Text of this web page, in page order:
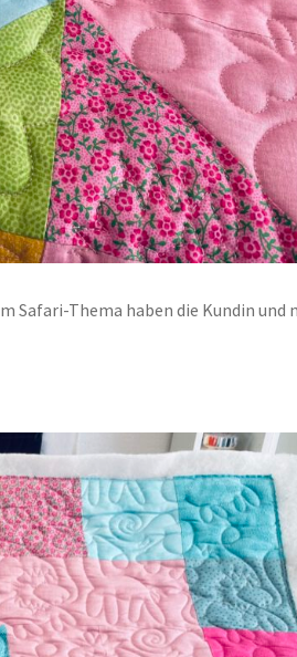
Safari-Thema haben die Kundin und